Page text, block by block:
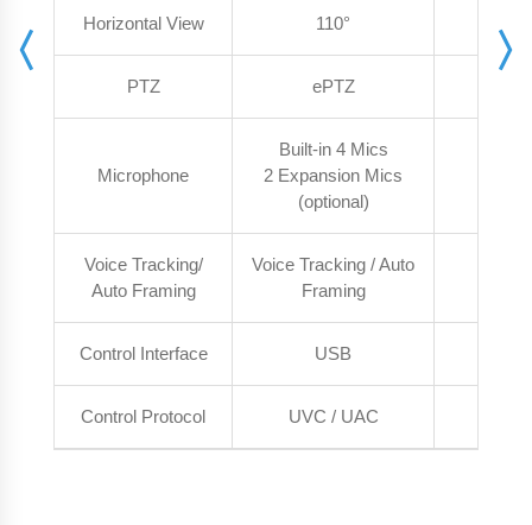
Horizontal View 110°
PTZ ePTZ
Microphone
Built-in 4 Mics
2 Expansion Mics
(optional)
Voice Tracking/
Auto Framing
Voice Tracking / Auto
Framing
Control Interface USB
Control Protocol UVC / UAC